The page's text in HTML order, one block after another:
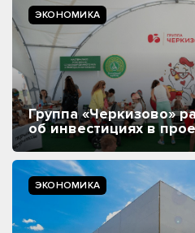
ЭКОНОМИКА
Группа «Черкизово»
об инвестициях в
ЭКОНОМИКА